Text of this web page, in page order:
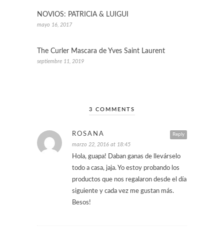
NOVIOS: PATRICIA & LUIGUI
mayo 16, 2017
The Curler Mascara de Yves Saint Laurent
septiembre 11, 2019
3 COMMENTS
Reply
ROSANA
marzo 22, 2016 at 18:45
Hola, guapa! Daban ganas de llevárselo
todo a casa, jaja. Yo estoy probando los
productos que nos regalaron desde el día
siguiente y cada vez me gustan más.
Besos!